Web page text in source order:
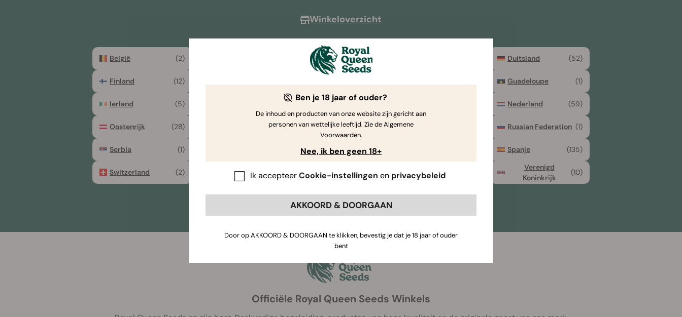
Winkeloverzicht
België (2)
de Verenigde
Staten
(386) Duitsland (52)
Finland (12) Guadeloupe (1)
Ierland (5) Luxemburg (2) Nederland (59)
Oostenrijk (28) (63) Portugal (1) Reunion Island Russian Federation (1)
Serbia (1) Slowakije (6) Spanje (135)
Switzerland (2) Tsjechië (35) Ukraine (1) Uruguay
Verenigd
Koninkrijk
(10)
Zweden (3)
Officiële Royal Queen Seeds Winkels
Ben je 18 jaar of ouder?
De inhoud en producten van onze website zijn gericht aan
personen van wettelijke leeftijd. Zie de Algemene
Voorwaarden.
Nee, ik ben geen 18+
Ik accepteerCookie-instellingen en privacybeleid
AKKOORD & DOORGAAN
Door op AKKOORD & DOORGAAN te klikken, bevestig je dat je 18 jaar of ouder
bent